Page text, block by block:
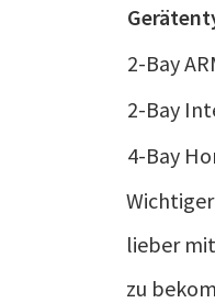
2-Bay
2-Bay
4-Bay
lieber
zu